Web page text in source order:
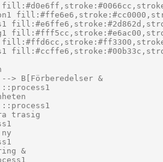
> B[Förberedelser &
trasig
&